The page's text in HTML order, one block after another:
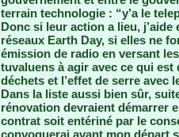
terrain technologie : “y’a le
Donc si leur action a lieu,
réseaux Earth Day, si elles ne
émission de radio en versant
tuvaluens à agir avec ce qui
déchets et l’effet de serre
Dans la liste aussi bien sûr,
rénovation devraient démarrer
contrat soit entériné par le
convoquerai avant mon départ